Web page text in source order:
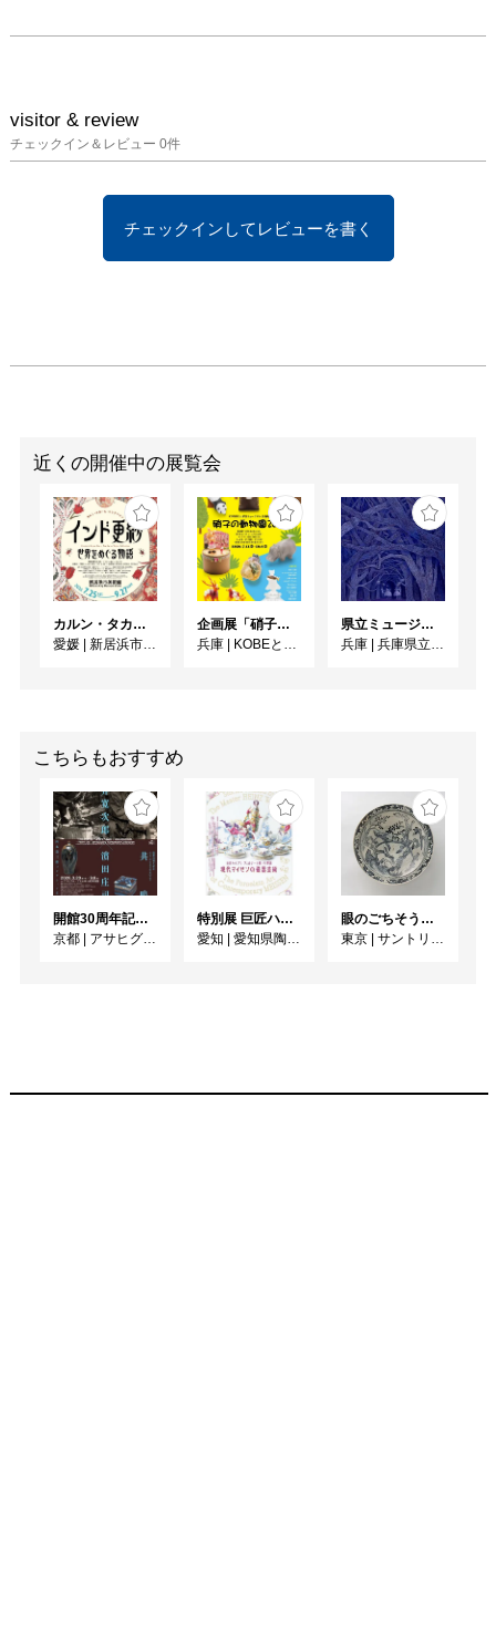
visitor & review
チェックイン＆レビュー 0件
チェックインしてレビューを書く
近くの開催中の展覧会
カルン・タカール・コレクション インド更紗 世界をめぐる物語
愛媛
新居浜市美術館
企画展「硝子の動物園 2026」
兵庫
KOBEとんぼ玉ミュージアム
県立ミュージアムズ連携企画 ミュージアムのミステリー
兵庫
兵庫県立美術館
こちらもおすすめ
開館30周年記念 山本爲三郎・河井寬次郎没後60年記念 「共鳴 河井寬次郎 × 濱田庄司 ー山本爲三郎コレクションより」
京都
アサヒグループ大山崎山荘美術館
特別展 巨匠ハインツ・ヴェルナーの描いた物語（メルヘン） ー現代マイセンの磁器芸術ー
愛知
愛知県陶磁美術館
眼のごちそう 食器
東京
サントリー美術館